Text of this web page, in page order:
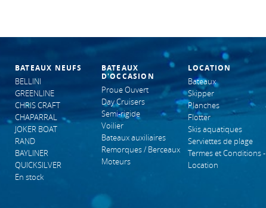
BATEAUX NEUFS
BELLINI
GREENLINE
CHRIS CRAFT
CHAPARRAL
JOKER BOAT
RAND
BAYLINER
QUICKSILVER
En stock
BATEAUX
D'OCCASION
Proue Ouvert
Day Cruisers
Semi-rigide
Voilier
Bateaux auxiliaires
Remorques / Berceaux
Moteurs
LOCATION
Bateaux
Skipper
Planches
Flotter
Skis aquatiques
Serviettes de plage
Termes et Conditions -
Location